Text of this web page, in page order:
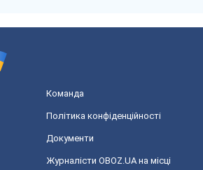
Команда
Політика конфіденційності
Документи
Журналісти OBOZ.UA на місці